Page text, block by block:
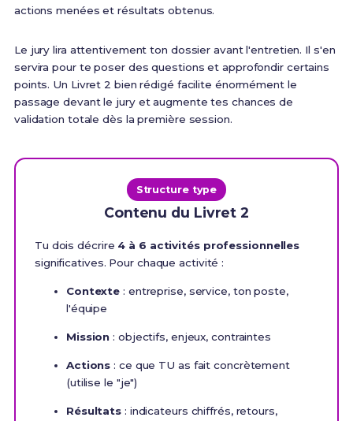
actions menées et résultats obtenus.
Le jury lira attentivement ton dossier avant l'entretien. Il s'en
servira pour te poser des questions et approfondir certains
points. Un Livret 2 bien rédigé facilite énormément le
passage devant le jury et augmente tes chances de
validation totale dès la première session.
Structure type
Contenu du Livret 2
Tu dois décrire 4 à 6 activités professionnelles
significatives. Pour chaque activité :
Contexte : entreprise, service, ton poste,
l'équipe
Mission : objectifs, enjeux, contraintes
Actions : ce que TU as fait concrètement
(utilise le "je")
Résultats : indicateurs chiffrés, retours,